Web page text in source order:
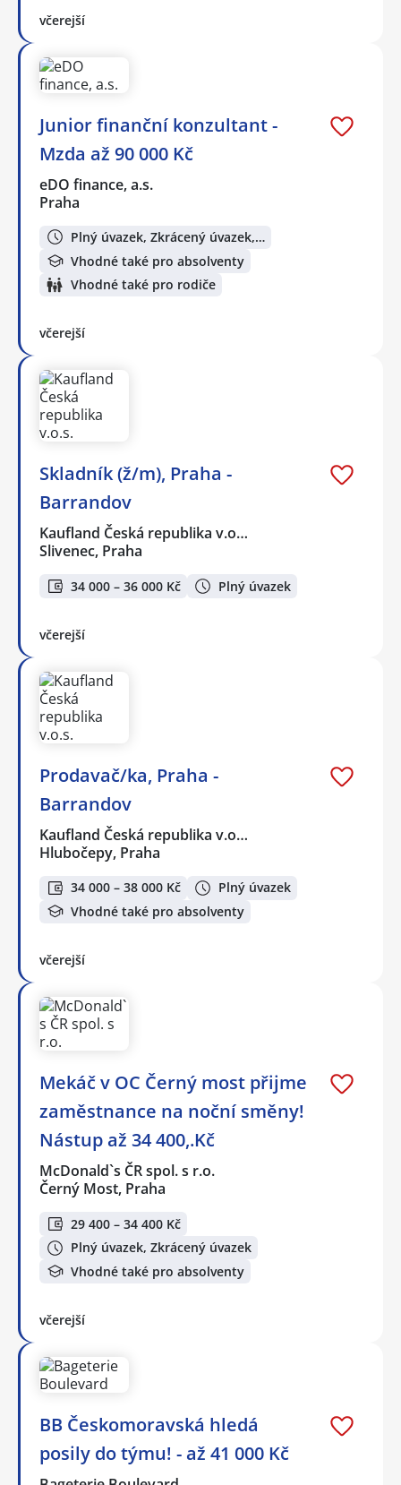
včerejší
Junior finanční konzultant -
Mzda až 90 000 Kč
eDO finance, a.s.
Praha
Plný úvazek, Zkrácený úvazek,…
Vhodné také pro absolventy
Vhodné také pro rodiče
včerejší
Skladník (ž/m), Praha -
Barrandov
Kaufland Česká republika v.o…
Slivenec, Praha
34 000 – 36 000 Kč Plný úvazek
včerejší
Prodavač/ka, Praha -
Barrandov
Kaufland Česká republika v.o…
Hlubočepy, Praha
34 000 – 38 000 Kč
Plný úvazek
Vhodné také pro absolventy
včerejší
Mekáč v OC Černý most přijme
zaměstnance na noční směny!
Nástup až 34 400,.Kč
McDonald`s ČR spol. s r.o.
Černý Most, Praha
29 400 – 34 400 Kč
Plný úvazek, Zkrácený úvazek
Vhodné také pro absolventy
včerejší
BB Českomoravská hledá
posily do týmu! - až 41 000 Kč